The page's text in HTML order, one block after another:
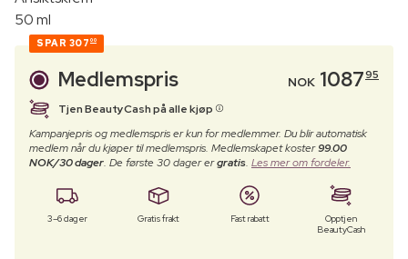
50 ml
SPAR 307 00
Medlemspris NOK 108795
Tjen BeautyCash på alle kjøp
Kampanjepris og medlemspris er kun for medlemmer. Du blir automatisk
medlem når du kjøper til medlemspris. Medlemskapet koster99.00
NOK/30 dager. De første 30 dager ergratis. Les mer om fordeler.
3–6 dager Gratis frakt Fast rabatt
Opptjen
BeautyCash